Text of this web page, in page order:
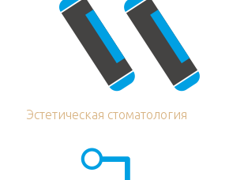
Эстетическая стоматология